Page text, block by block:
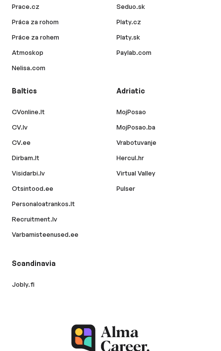
Prace.cz
Práca za rohom
Práce za rohem
Atmoskop
Nelisa.com
Seduo.sk
Platy.cz
Platy.sk
Paylab.com
Baltics
CVonline.lt
CV.lv
CV.ee
Dirbam.lt
Visidarbi.lv
Otsintood.ee
Personaloatrankos.lt
Recruitment.lv
Varbamisteenused.ee
Adriatic
MojPosao
MojPosao.ba
Vrabotuvanje
Hercul.hr
Virtual Valley
Pulser
Scandinavia
Jobly.fi